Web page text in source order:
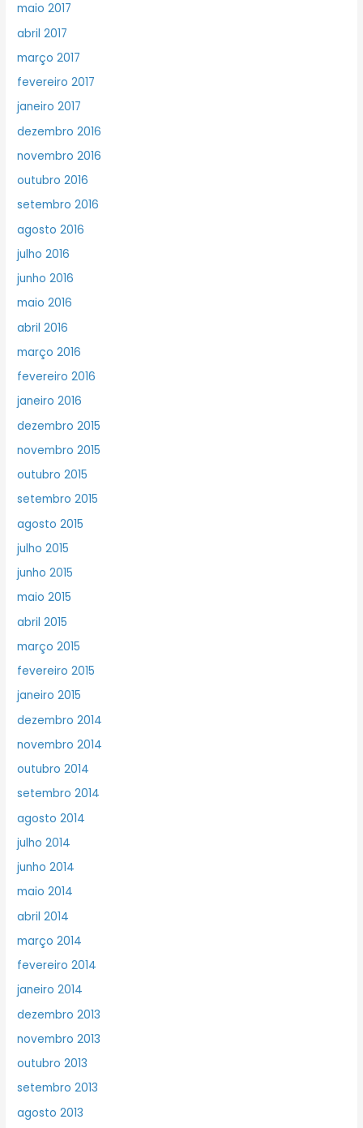
maio 2017
abril 2017
março 2017
fevereiro 2017
janeiro 2017
dezembro 2016
novembro 2016
outubro 2016
setembro 2016
agosto 2016
julho 2016
junho 2016
maio 2016
abril 2016
março 2016
fevereiro 2016
janeiro 2016
dezembro 2015
novembro 2015
outubro 2015
setembro 2015
agosto 2015
julho 2015
junho 2015
maio 2015
abril 2015
março 2015
fevereiro 2015
janeiro 2015
dezembro 2014
novembro 2014
outubro 2014
setembro 2014
agosto 2014
julho 2014
junho 2014
maio 2014
abril 2014
março 2014
fevereiro 2014
janeiro 2014
dezembro 2013
novembro 2013
outubro 2013
setembro 2013
agosto 2013